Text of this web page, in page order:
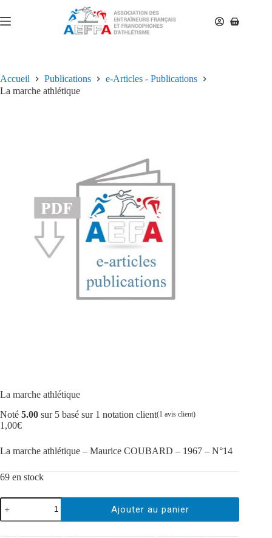
Accueil Publications
e-Articles - Publications
La marche athlétique
La marche athlétique
Noté 5.00 sur 5 basé sur 1 notation client(1 avis client)
1,00€
La marche athlétique – Maurice COUBARD – 1967 – N°14
69 en stock
Ajouter au panier